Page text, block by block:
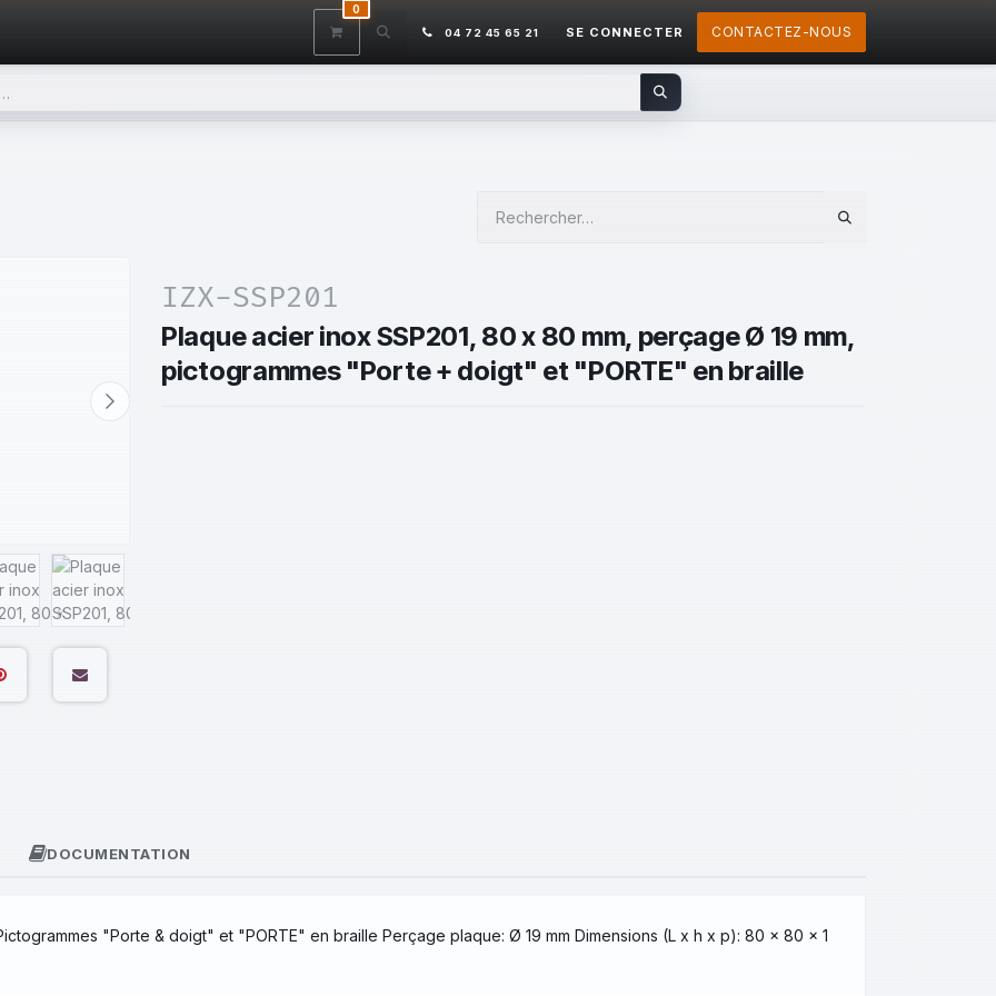
CONTACTEZ-NOUS AIDE
0
04 72 45 65 21 SE CONNECTER CONTACTEZ-NOUS
IZX-SSP201
Plaque acier inox SSP201, 80 x 80 mm, perçage Ø 19 mm,
pictogrammes "Porte + doigt" et "PORTE" en braille
DOCUMENTATION
"Porte & doigt" et "PORTE" en braille Perçage plaque: Ø 19 mm Dimensions (L x h x p): 80 x 80 x 1